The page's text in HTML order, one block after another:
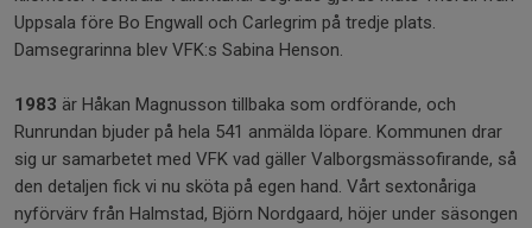
Uppsala före Bo Engwall och Carlegrim på tredje plats.
Damsegrarinna blev VFK:s Sabina Henson.
1983 är Håkan Magnusson tillbaka som ordförande, och
Runrundan bjuder på hela 541 anmälda löpare. Kommunen drar
sig ur samarbetet med VFK vad gäller Valborgsmässofirande, så
den detaljen fick vi nu sköta på egen hand. Vårt sextonåriga
nyförvärv från Halmstad, Björn Nordgaard, höjer under säsongen